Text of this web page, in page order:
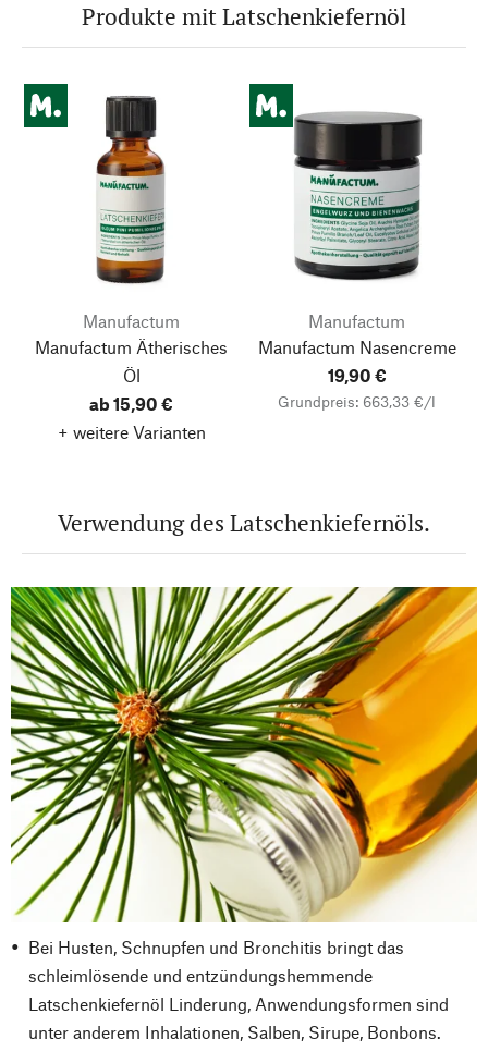
Produkte mit Latschenkiefernöl
Manufactum
Manufactum Ätherisches
Öl
ab 15,90 €
+ weitere Varianten
Manufactum
Manufactum Nasencreme
19,90 €
Grundpreis: 663,33 €/l
Verwendung des Latschenkiefernöls.
Bei Husten, Schnupfen und Bronchitis bringt das
schleimlösende und entzündungshemmende
Latschenkiefernöl Linderung, Anwendungsformen sind
unter anderem Inhalationen, Salben, Sirupe, Bonbons.